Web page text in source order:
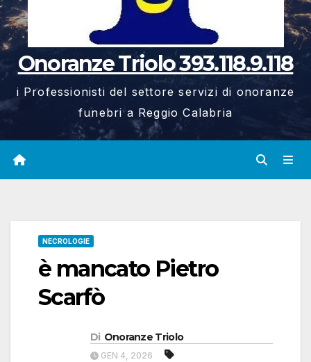
Onoranze Triolo 393.118.9.118
i Professionisti del settore servizi di onoranze
funebri a Reggio Calabria
NECROLOGIE
è mancato Pietro
Scarfò
Di Onoranze Triolo
GEN 4, 2026